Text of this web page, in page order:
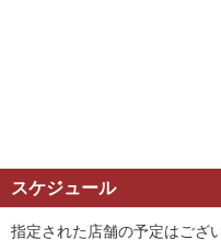
スケジュール
指定された店舗の予定はござ